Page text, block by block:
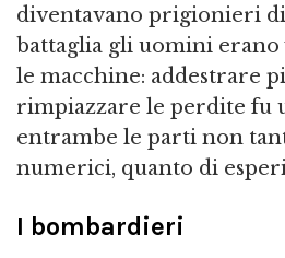
diventavano prigionieri
battaglia gli uomini
le macchine: addestrare
rimpiazzare le perdite fu
entrambe le parti non
numerici, quanto di
I bombardieri